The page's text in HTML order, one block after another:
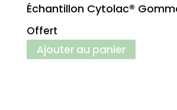
Échantillon Cytolac®
Offert
Ajouter au panier